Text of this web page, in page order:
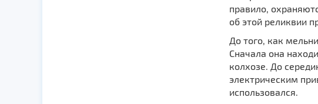
правило,
об этой реликвии
До того, как
Сначала она
колхозе. До
электрическим
использовался.